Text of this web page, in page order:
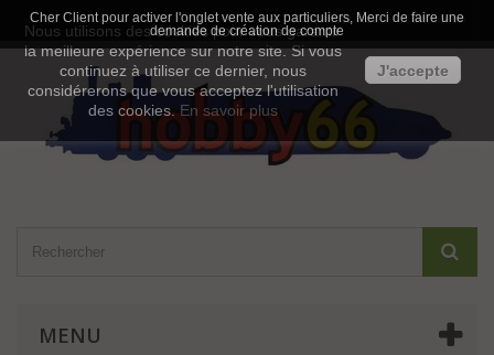
Cher Client pour activer l'onglet vente aux particuliers, Merci de faire une
demande de création de compte
Connexion
Contactez-nous
MENU
Nous utilisons des cookies pour vous garantir
la meilleure expérience sur notre site. Si vous
continuez à utiliser ce dernier, nous
considérerons que vous acceptez l'utilisation
des cookies.En savoir plus
J'accepte